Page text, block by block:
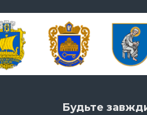
Будьте